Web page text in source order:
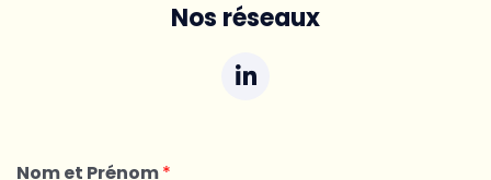
Nos réseaux
Nom et Prénom*